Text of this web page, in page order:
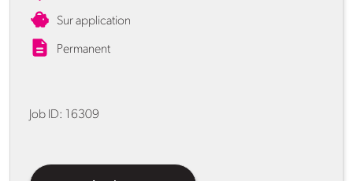
Sur application
Permanent
Job ID: 16309